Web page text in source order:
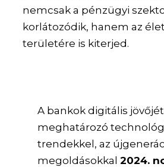
nemcsak a pénzügyi
korlátozódik, hanem az
területére is kiterjed.
A bankok digitális jövőjét
meghatározó
trendekkel, az
megoldásokkal2024.